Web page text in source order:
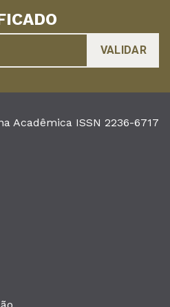
Acadêmica ISSN 2236-6717